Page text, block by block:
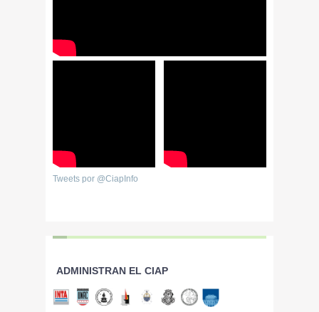
Tweets por @CiapInfo
ADMINISTRAN EL CIAP